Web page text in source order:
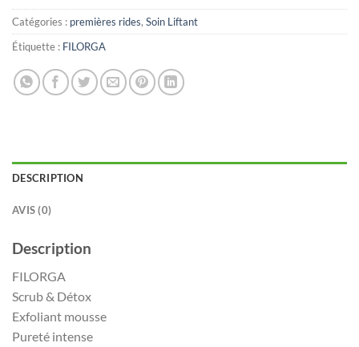
Catégories : premières rides, Soin Liftant
Étiquette : FILORGA
DESCRIPTION
AVIS (0)
Description
FILORGA
Scrub & Détox
Exfoliant mousse
Pureté intense